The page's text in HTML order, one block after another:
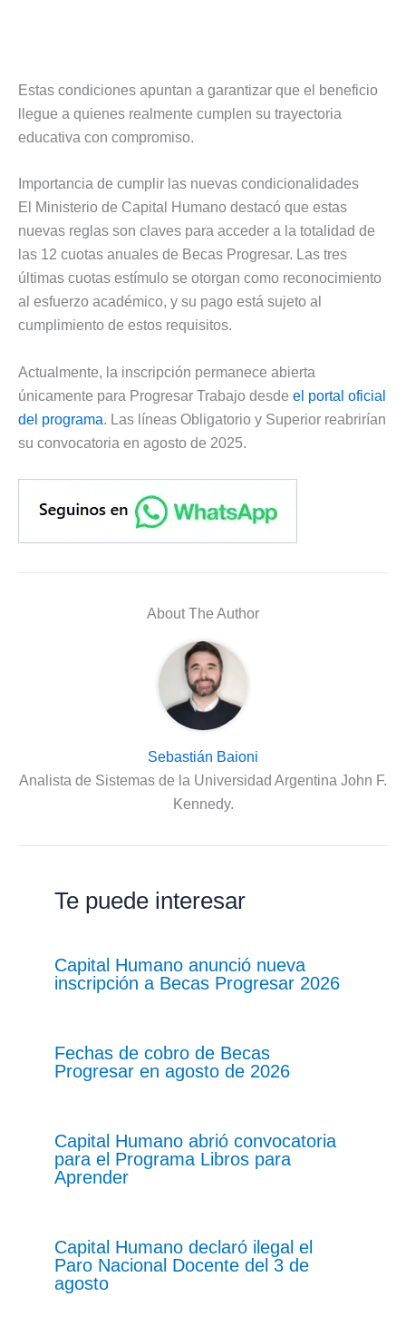
Estas condiciones apuntan a garantizar que el beneficio
llegue a quienes realmente cumplen su trayectoria
educativa con compromiso.
Importancia de cumplir las nuevas condicionalidades
El Ministerio de Capital Humano destacó que estas
nuevas reglas son claves para acceder a la totalidad de
las 12 cuotas anuales de Becas Progresar. Las tres
últimas cuotas estímulo se otorgan como reconocimiento
al esfuerzo académico, y su pago está sujeto al
cumplimiento de estos requisitos.
Actualmente, la inscripción permanece abierta
únicamente para Progresar Trabajo desde el portal oficial
del programa. Las líneas Obligatorio y Superior reabrirían
su convocatoria en agosto de 2025.
About The Author
Sebastián Baioni
Analista de Sistemas de la Universidad Argentina John F.
Kennedy.
Te puede interesar
Capital Humano anunció nueva
inscripción a Becas Progresar 2026
Fechas de cobro de Becas
Progresar en agosto de 2026
Capital Humano abrió convocatoria
para el Programa Libros para
Aprender
Capital Humano declaró ilegal el
Paro Nacional Docente del 3 de
agosto